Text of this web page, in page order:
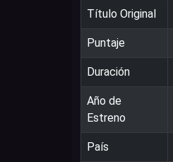
Título Original
Puntaje
Duración
Año de
Estreno
País